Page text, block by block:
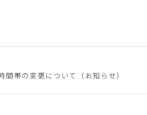
帯の変更について（お知らせ）